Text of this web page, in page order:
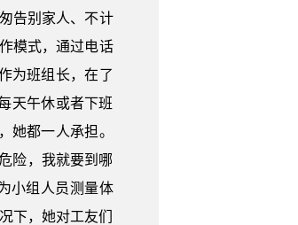
告别家人、不计
模式，通过电话
为班组长，在了
天午休或者下班
她都一人承担。
险，我就要到哪
小组人员测量体
下，她对工友们